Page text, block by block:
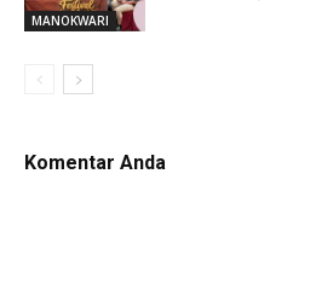
MANOKWARI
Komentar Anda